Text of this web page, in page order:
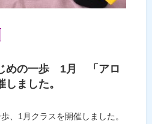
めの一歩 1月 「アロ
ました。
、1月クラスを開催しました。